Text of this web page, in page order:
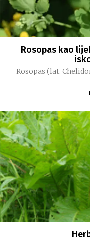
Rosopas kao
Rosopas (lat.